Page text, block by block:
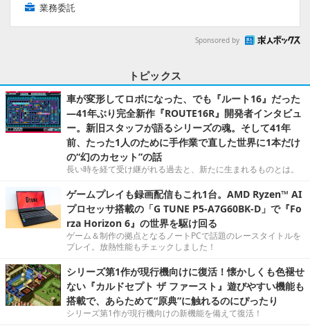
業務委託
Sponsored by
トピックス
車が変形してロボになった、でも『ルート16』だった
―41年ぶり完全新作『ROUTE16R』開発者インタビュ
ー。新旧スタッフが語るシリーズの魂。そして41年
前、たった1人のために手作業で直した世界に1本だけ
の“幻のカセット”の話
長い時を経て受け継がれる過去と、新たに生まれるものとは。
ゲームプレイも録画配信もこれ1台。AMD Ryzen™ AI
プロセッサ搭載の「G TUNE P5-A7G60BK-D」で『Fo
rza Horizon 6』の世界を駆け回る
ゲーム＆制作の拠点となるノートPCで話題のレースタイトルを
プレイ。放熱性能もチェックしました！
シリーズ第1作が現行機向けに復活！懐かしくも色褪せ
ない『カルドセプト ザ ファースト』遊びやすい機能も
搭載で、あらためて“原典”に触れるのにぴったり
シリーズ第1作が現行機向けの新機能を備えて復活！